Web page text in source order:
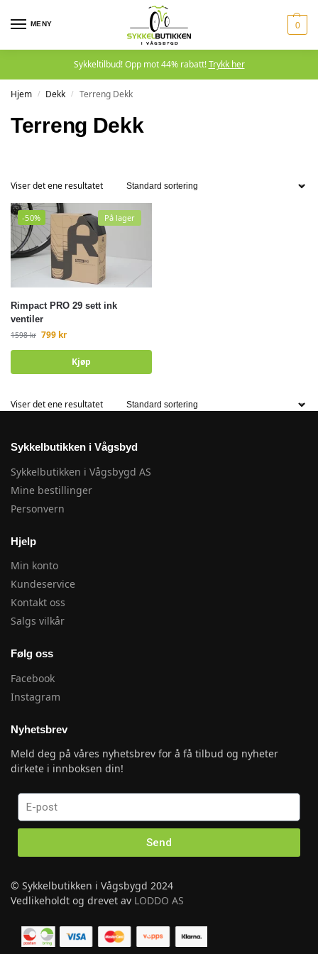
MENY 0
Sykkeltilbud! Opp mot 44% rabatt!Trykk her
Hjem / Dekk / Terreng Dekk
Terreng Dekk
Viser det ene resultatet
-50%
Rimpact PRO 29 sett ink
ventiler
1598kr 799 kr
Kjøp
På lager
Viser det ene resultatet
Sykkelbutikken i Vågsbyd
Sykkelbutikken i Vågsbygd AS
Mine bestillinger
Personvern
Hjelp
Min konto
Kundeservice
Kontakt oss
Salgs vilkår
Følg oss
Facebook
Instagram
Nyhetsbrev
Meld deg på våres nyhetsbrev for å få tilbud og nyheter
dirkete i innboksen din!
Send
© Sykkelbutikken i Vågsbygd 2024
Vedlikeholdt og drevet av LODDO AS